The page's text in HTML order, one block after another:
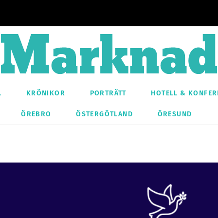
KRÖNIKOR PORTRÄTT HOTELL &
ÖREBRO ÖSTERGÖTLAND ÖRESUND